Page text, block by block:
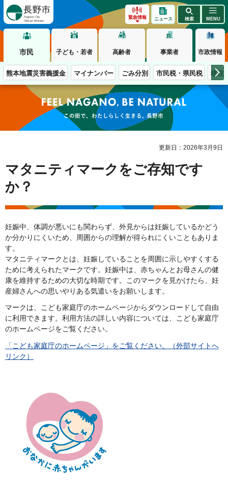
緊急情報 ニュース 検索 MENU
市民 子ども・若者 高齢者 事業者 市政情報
熊本地震災害義援金 マイナンバー ごみ分別 市民税・県民税 移住
この街で、わたしらしく生きる。長野市
更新日：2026年3月9日
マタニティマークをご存知です
か？
妊娠中、体調が悪いにも関わらず、外見からは妊娠しているかどう
か分かりにくいため、周囲からの理解が得られにくいこともありま
す。
マタニティマークとは、妊娠していることを周囲に示しやすくする
ために考えられたマークです。妊娠中は、赤ちゃんとお母さんの健
康を維持するための大切な時期です。このマークを見かけたら、妊
産婦さんへの思いやりある気遣いをお願いします。
マークは、こども家庭庁のホームページからダウンロードして自由
に利用できます。利用方法の詳しい内容については、こども家庭庁
のホームページをご覧ください。
「こども家庭庁のホームページ」をご覧ください。（外部サイトへ
リンク）